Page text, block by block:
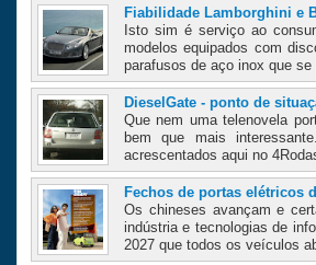
Fiabilidade Lamborghini e
Isto sim é serviço ao
modelos equipados com
parafusos de aço inox que se
DieselGate - ponto de
Que nem uma telenovela
bem que mais
acrescentados aqui no
Fechos de portas elétricos
Os chineses avançam e
indústria e tecnologias de
2027 que todos os veículos